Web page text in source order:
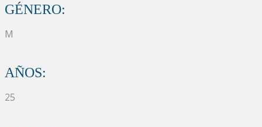
GÉNERO:
M
AÑOS:
25